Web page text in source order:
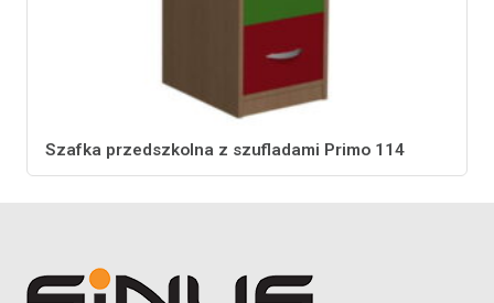
Szafka przedszkolna z szufladami Primo 114